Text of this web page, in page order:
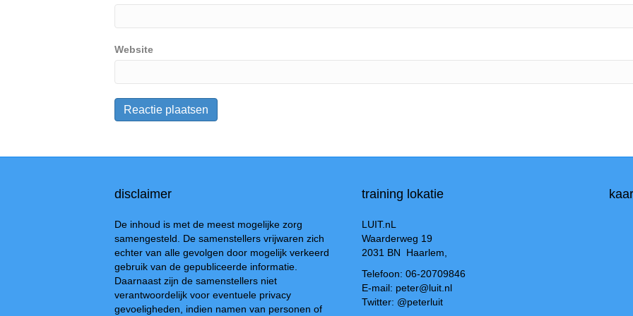
Website
disclaimer
De inhoud is met de meest mogelijke zorg
samengesteld. De samenstellers vrijwaren zich
echter van alle gevolgen door mogelijk verkeerd
gebruik van de gepubliceerde informatie.
Daarnaast zijn de samenstellers niet
verantwoordelijk voor eventuele privacy
gevoeligheden, indien namen van personen of
training lokatie
LUIT.nL
Waarderweg 19
2031 BN Haarlem,
Telefoon: 06-20709846
E-mail: peter@luit.nl
Twitter: @peterluit